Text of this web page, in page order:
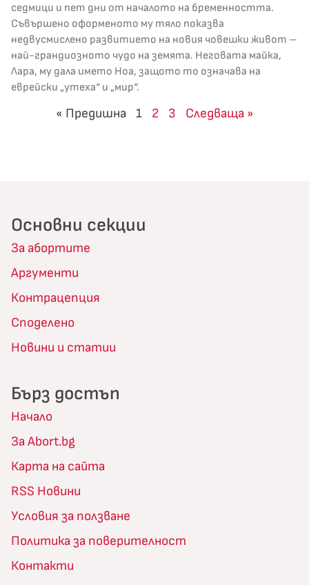
седмици и пет дни от началото на бременността.
Съвършено оформеното му тяло показва
недвусмислено развитието на новия човешки живот –
най-грандиозното чудо на земята. Неговата майка,
Лара, му дала името Ноа, защото то означава на
еврейски „утеха“ и „мир“.
« Предишна 1 2 3 Следваща »
Основни секции
За абортите
Аргументи
Контрацепция
Споделено
Новини и статии
Бърз достъп
Начало
За Abort.bg
Карта на сайта
RSS Новини
Условия за ползване
Политика за поверителност
Контакти